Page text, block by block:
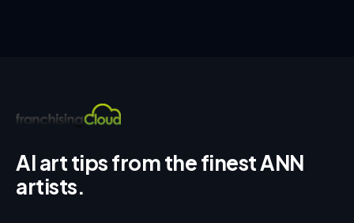
AI art tips from the finest ANN
artists.